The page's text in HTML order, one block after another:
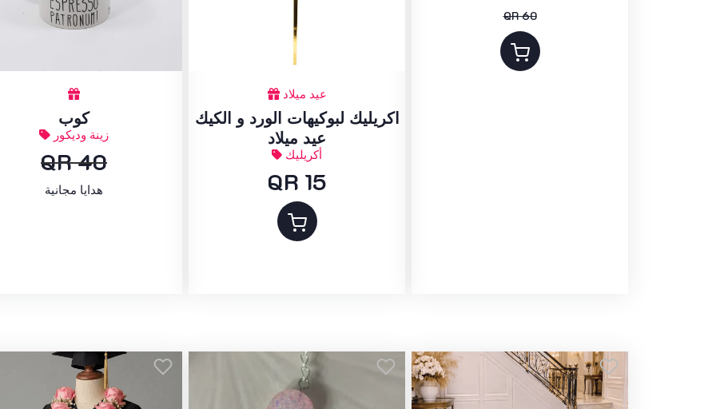
كوب
زينة وديكور
QR 40
هدايا مجانية
عيد ميلاد
اكريليك لبوكيهات الورد و الكيك
عيد ميلاد
أكريليك
QR 15
QR 60